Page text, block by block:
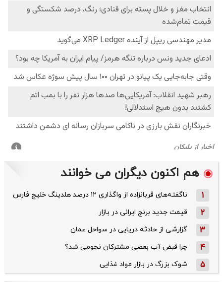
هم اکنون دیگران می خوانند
1 ناگفته‌های قربانزاده از واگذاری ۱۲ درصد هلدینگ خلیج فارس
2 قیمت جدید برنج ایرانی در بازار
3 گزارشی از حادثه دریایی در سواحل عمان
4 چرا قبض آب بعضی مشترکان نجومی شد؟
5 شوک بزرگ در بازار مواد غذایی